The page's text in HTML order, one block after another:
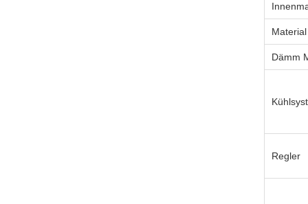
Dämm
Regler